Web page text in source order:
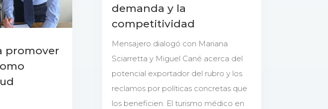
promover
demanda y la
competitividad
Mensajero dialogó con Mariana
Sciarretta y Miguel Cané acerca del
potencial exportador del rubro y los
reclamos por políticas concretas que
los beneficien. El turismo médico en